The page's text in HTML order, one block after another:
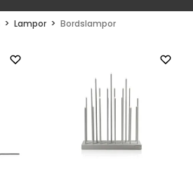
Lampor Bordslampor